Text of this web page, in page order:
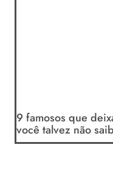
9 famosos que
você talvez não